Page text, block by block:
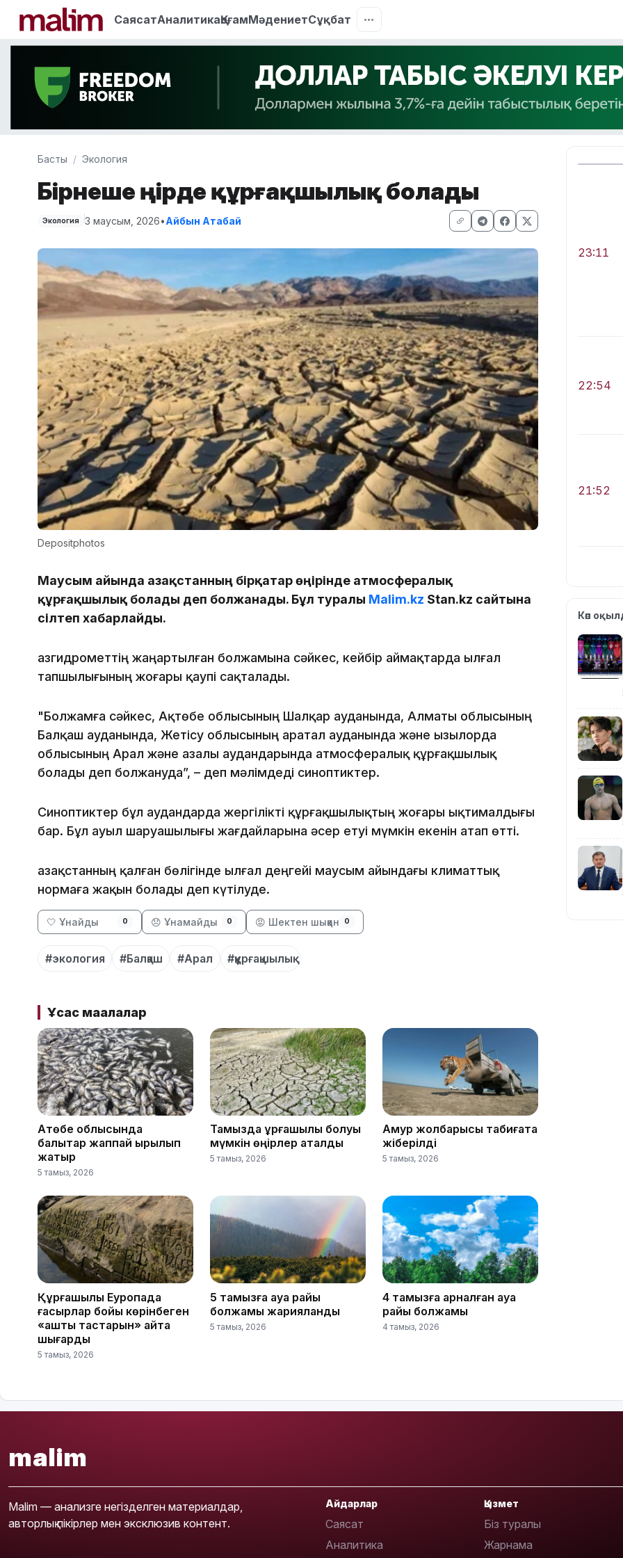
СаясатАналитикаҚоғамМәдениетСұқбат
Басты Экология
Бірнеше өңірде құрғақшылық болады
Экология 3 маусым, 2026•Айбын Атабай
Depositphotos
Маусым айында Қазақстанның бірқатар өңірінде атмосфералық
құрғақшылық болады деп болжанады. Бұл туралы Malim.kz Stan.kz сайтына
сілтеп хабарлайды.
Қазгидрометтің жаңартылған болжамына сәйкес, кейбір аймақтарда ылғал
тапшылығының жоғары қаупі сақталады.
"Болжамға сәйкес, Ақтөбе облысының Шалқар ауданында, Алматы облысының
Балқаш ауданында, Жетісу облысының Қаратал ауданында және Қызылорда
облысының Арал және Қазалы аудандарында атмосфералық құрғақшылық
болады деп болжануда”, – деп мәлімдеді синоптиктер.
Синоптиктер бұл аудандарда жергілікті құрғақшылықтың жоғары ықтималдығы
бар. Бұл ауыл шаруашылығы жағдайларына әсер етуі мүмкін екенін атап өтті.
Қазақстанның қалған бөлігінде ылғал деңгейі маусым айындағы климаттық
нормаға жақын болады деп күтілуде.
🤍 Ұнайды 0 😞 Ұнамайды 0 😡 Шектен шыққан 0
#экология #Балқаш #Арал #құрғақшылық
Ұқсас мақалалар
Ақтөбе облысында
балықтар жаппай қырылып
жатыр
5 тамыз, 2026
Тамызда құрғақшылық болуы
мүмкін өңірлер аталды
5 тамыз, 2026
Амур жолбарысы табиғатқа
жіберілді
5 тамыз, 2026
Құрғақшылық Еуропада
ғасырлар бойы көрінбеген
«аштық тастарын» қайта
шығарды
5 тамыз, 2026
5 тамызға ауа райы
болжамы жарияланды
5 тамыз, 2026
4 тамызға арналған ауа
райы болжамы
4 тамыз, 2026
23:11
22:54
21:52
21:30
20:16
19:21
18:10
Көп
malim
Malim — анализге негізделген материалдар,
авторлық пікірлер мен эксклюзив контент.
Айдарлар
Саясат
Аналитика
Қызмет
Біз туралы
Жарнама